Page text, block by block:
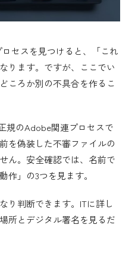
セスを見つけると、「これ
ります。ですが、ここでい
ころか別の不具合を作るこ
規のAdobe関連プロセスで
を偽装した不審ファイルの
ん。安全確認では、名前で
作」の3つを見ます。
り判断できます。ITに詳し
所とデジタル署名を見るだ